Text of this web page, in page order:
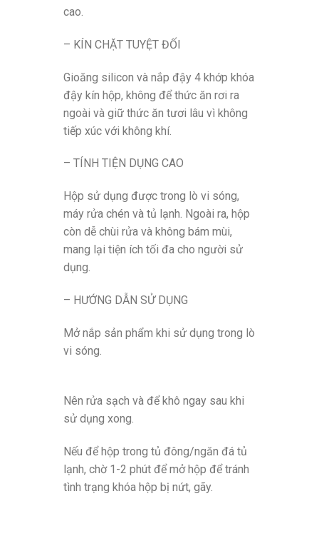
cao.
– KÍN CHẶT TUYỆT ĐỐI
Gioăng silicon và nắp đậy 4 khớp khóa
đậy kín hộp, không để thức ăn rơi ra
ngoài và giữ thức ăn tươi lâu vì không
tiếp xúc với không khí.
– TÍNH TIỆN DỤNG CAO
Hộp sử dụng được trong lò vi sóng,
máy rửa chén và tủ lạnh. Ngoài ra, hộp
còn dễ chùi rửa và không bám mùi,
mang lại tiện ích tối đa cho người sử
dụng.
– HƯỚNG DẪN SỬ DỤNG
Mở nắp sản phẩm khi sử dụng trong lò
vi sóng.
Nên rửa sạch và để khô ngay sau khi
sử dụng xong.
Nếu để hộp trong tủ đông/ngăn đá tủ
lạnh, chờ 1-2 phút để mở hộp để tránh
tình trạng khóa hộp bị nứt, gãy.